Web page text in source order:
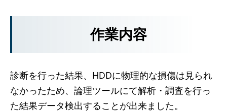
作業内容
診断を行った結果、HDDに物理的な損傷は見られ
なかったため、論理ツールにて解析・調査を行っ
た結果データ検出することが出来ました。